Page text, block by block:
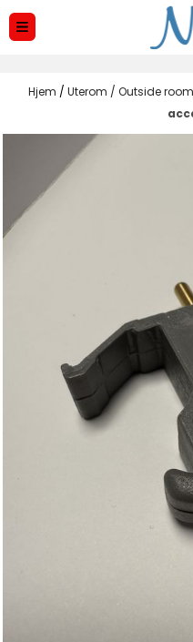
Hopp til innhold
Hjem / Uterom / Outside room